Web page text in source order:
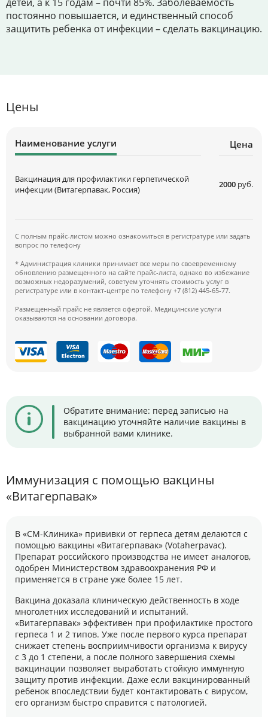
постоянно повышается, и единственный способ
защитить ребенка от инфекции – сделать вакцинацию.
Цены
Наименование услуги Цена
Вакцинация для профилактики герпетической
инфекции (Витагерпавак, Россия)
2000 руб.
С полным прайс-листом можно ознакомиться в регистратуре или задать
вопрос по телефону
* Администрация клиники принимает все меры по своевременному
обновлению размещенного на сайте прайс-листа, однако во избежание
возможных недоразумений, советуем уточнять стоимость услуг в
регистратуре или в контакт-центре по телефону +7 (812) 445-65-77.
Размещенный прайс не является офертой. Медицинские услуги
оказываются на основании договора.
Обратите внимание: перед записью на
вакцинацию уточняйте наличие вакцины в
выбранной вами клинике.
Иммунизация с помощью вакцины
«Витагерпавак»
В «СМ-Клиника» прививки от герпеса детям делаются с
помощью вакцины «Витагерпавак» (Votaherpavac).
Препарат российского производства не имеет аналогов,
одобрен Министерством здравоохранения РФ и
применяется в стране уже более 15 лет.
Вакцина доказала клиническую действенность в ходе
многолетних исследований и испытаний.
«Витагерпавак» эффективен при профилактике простого
герпеса 1 и 2 типов. Уже после первого курса препарат
снижает степень восприимчивости организма к вирусу
с 3 до 1 степени, а после полного завершения схемы
вакцинации позволяет выработать стойкую иммунную
защиту против инфекции. Даже если вакцинированный
ребенок впоследствии будет контактировать с вирусом,
его организм быстро справится с патологией.